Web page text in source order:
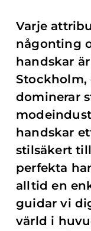
Varje
någonting
handskar
Stockholm,
dominerar
handskar
stilsäkert
perfekta
alltid en
guidar vi
värld i